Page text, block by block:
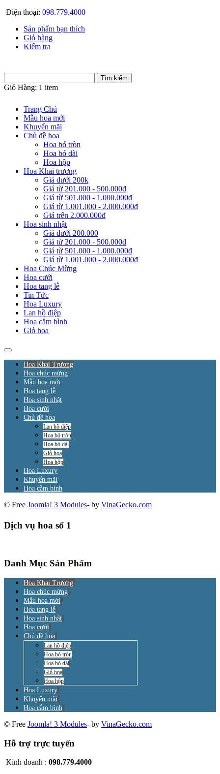
Điện thoại: 098.779.4000
Sản phẩm bạn thích
Giỏ hàng
Kiểm tra
Giỏ Hàng: 1 item
Trang Chủ
Mẫu hoa mới
Khuyến mãi
Chủ đề hoa
Hoa bó tròn
Hoa bó dài
Hoa hộp
Hoa Khai trương
Giá dưới 200k
Giá từ 201.000 - 500.000đ
Giá từ 501.000 - 1.000.000đ
Giá từ 1.001.000 - 2.000.000đ
Giá trên 2.000.000đ
Hoa sinh nhật
Giá dưới 200.000
Giá từ 201.000 - 500.000đ
Giá từ 501.000 - 1.000.000đ
Giá từ 1.001.000 - 2.000.000đ
Hoa Chúc Mừng
Hoa cưới
Hoa tang lễ
Tin Tức
Hoa Luxury
Lan hồ điệp
Hoa cắm bình
Giỏ hoa
Hoa Khai Trương
Hoa chúc mừng
Mẫu hoa mới
Hoa tang lễ
Hoa sinh nhật
Hoa cưới
Chủ đề hoa
Lan hồ điệp
Hoa bó tròn
Hoa bó dài
Giỏ hoa
Hoa hộp
Hoa Luxury
Khuyến mãi
Hoa cắm bình
© Free Joomla! 3 Modules- by VinaGecko.com
Dịch vụ hoa số 1
Danh Mục Sản Phẩm
Hoa Khai Trương
Hoa chúc mừng
Mẫu hoa mới
Hoa tang lễ
Hoa sinh nhật
Hoa cưới
Chủ đề hoa
Lan hồ điệp
Hoa bó tròn
Hoa bó dài
Giỏ hoa
Hoa hộp
Hoa Luxury
Khuyến mãi
Hoa cắm bình
© Free Joomla! 3 Modules- by VinaGecko.com
Hỗ trợ trực tuyến
Kinh doanh : 098.779.4000